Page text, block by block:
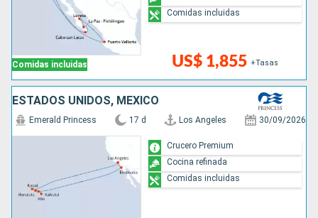
Comidas incluidas US$ 1,855 +Tasas
Comidas incluidas
ESTADOS UNIDOS, MÉXICO
Emerald Princess 17 d Los Angeles 30/09/2026
Crucero Premium
Cocina refinada
Comidas incluidas